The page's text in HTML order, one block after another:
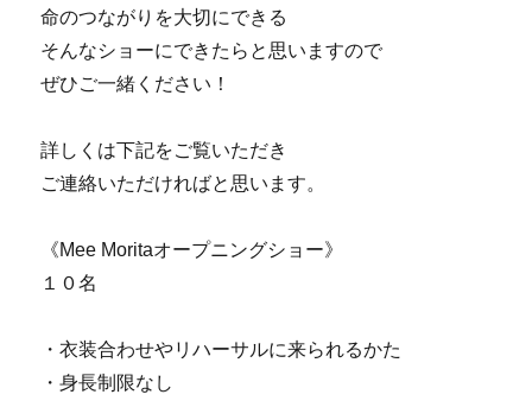
命のつながりを大切にできる
そんなショーにできたらと思いますので
ぜひご一緒ください！
詳しくは下記をご覧いただき
ご連絡いただければと思います。
《Mee Moritaオープニングショー》
１０名
・衣装合わせやリハーサルに来られるかた
・身長制限なし